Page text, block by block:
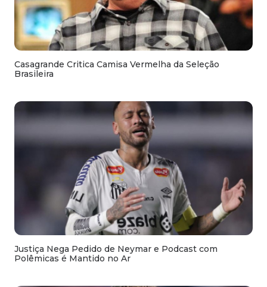
Casagrande Critica Camisa Vermelha da Seleção
Brasileira
Justiça Nega Pedido de Neymar e Podcast com
Polêmicas é Mantido no Ar